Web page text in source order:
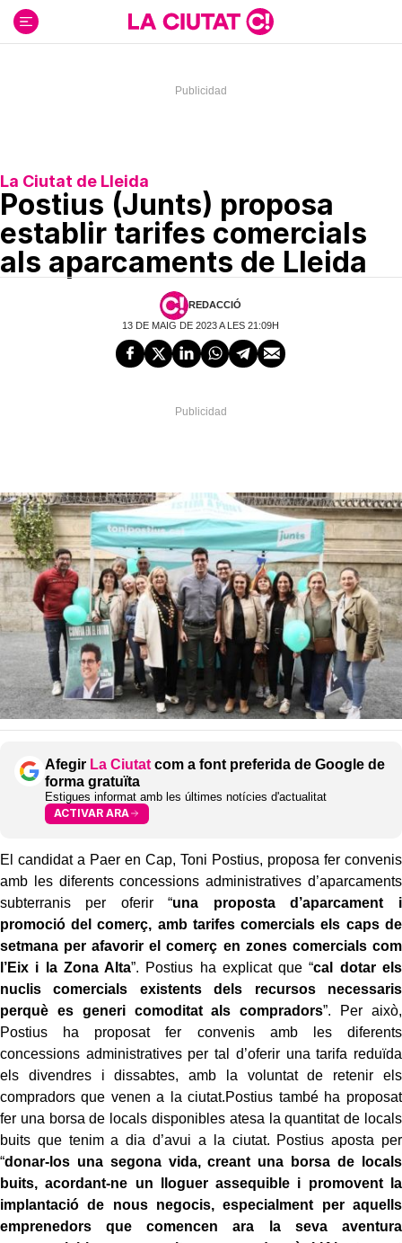
contenido
La Ciutat de Lleida
Postius (Junts) proposa
establir tarifes comercials
als aparcaments de Lleida
REDACCIÓ
13 DE MAIG DE 2023 A LES 21:09H
Afegir La Ciutat com a font preferida de Google de
forma gratuïta
Estigues informat amb les últimes notícies d'actualitat
ACTIVAR ARA
El candidat a Paer en Cap, Toni Postius, proposa fer convenis
amb les diferents concessions administratives d’aparcaments
subterranis per oferir “una proposta d’aparcament i
promoció del comerç, amb tarifes comercials els caps de
setmana per afavorir el comerç en zones comercials com
l’Eix i la Zona Alta”. Postius ha explicat que “cal dotar els
nuclis comercials existents dels recursos necessaris
perquè es generi comoditat als compradors”. Per això,
Postius ha proposat fer convenis amb les diferents
concessions administratives per tal d’oferir una tarifa reduïda
els divendres i dissabtes, amb la voluntat de retenir els
compradors que venen a la ciutat.Postius també ha proposat
fer una borsa de locals disponibles atesa la quantitat de locals
buits que tenim a dia d’avui a la ciutat. Postius aposta per
“donar-los una segona vida, creant una borsa de locals
buits, acordant-ne un lloguer assequible i promovent la
implantació de nous negocis, especialment per aquells
emprenedors que comencen ara la seva aventura